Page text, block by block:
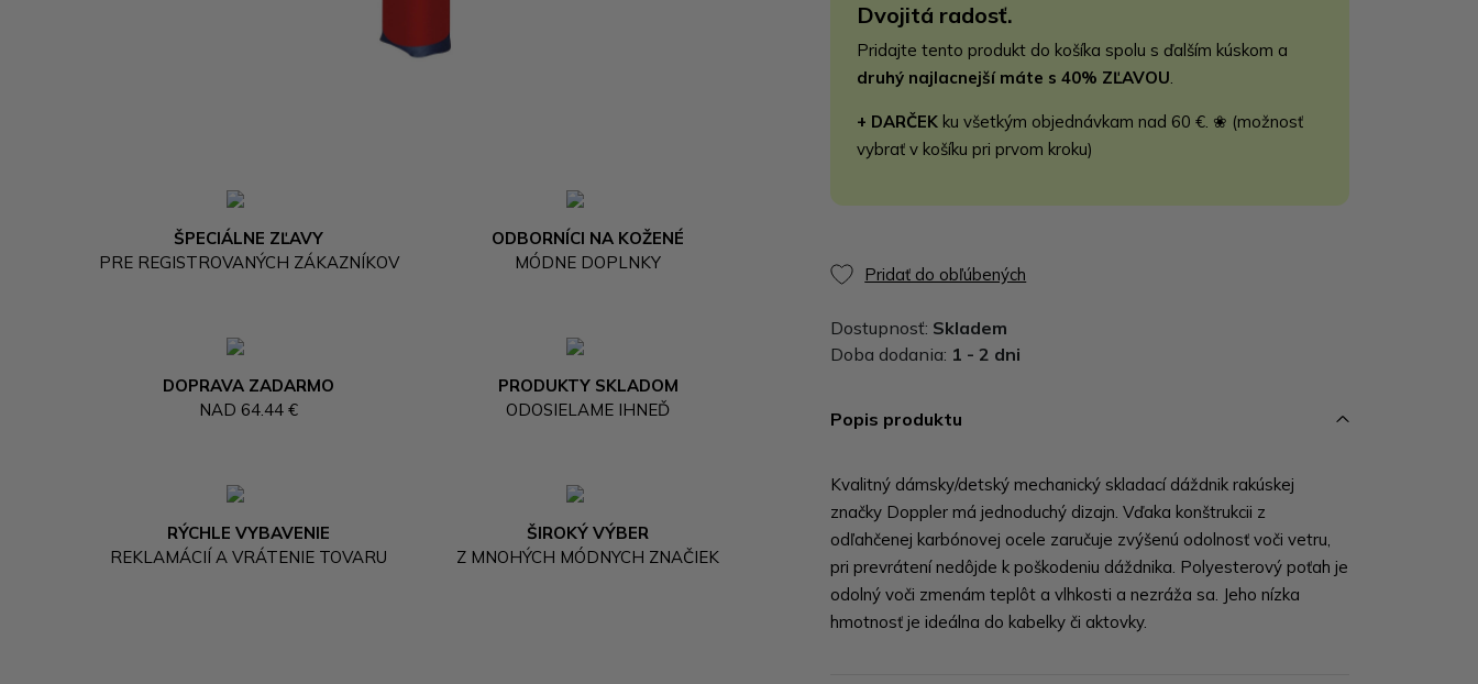
ŠPECIÁLNE ZĽAVY
PRE REGISTROVANÝCH ZÁKAZNÍKOV
ODBORNÍCI NA KOŽENÉ
MÓDNE DOPLNKY
DOPRAVA ZADARMO
NAD 64.44 €
PRODUKTY SKLADOM
ODOSIELAME IHNEĎ
RÝCHLE VYBAVENIE
REKLAMÁCIÍ A VRÁTENIE TOVARU
ŠIROKÝ VÝBER
Z MNOHÝCH MÓDNYCH ZNAČIEK
Dvojitá radosť.
Pridajte tento produkt do košíka spolu s ďalším kúskom a
druhý najlacnejší máte s 40% ZĽAVOU.
+ DARČEK ku všetkým objednávkam nad 60 €. ❀ (možnosť
vybrať v košíku pri prvom kroku)
Pridať do obľúbených
Dostupnosť: Skladem
Doba dodania: 1 - 2 dni
Popis produktu
Kvalitný dámsky/detský mechanický skladací dáždnik rakúskej
značky Doppler má jednoduchý dizajn. Vďaka konštrukcii z
odľahčenej karbónovej ocele zaručuje zvýšenú odolnosť voči vetru,
pri prevrátení nedôjde k poškodeniu dáždnika. Polyesterový poťah je
odolný voči zmenám teplôt a vlhkosti a nezráža sa. Jeho nízka
hmotnosť je ideálna do kabelky či aktovky.